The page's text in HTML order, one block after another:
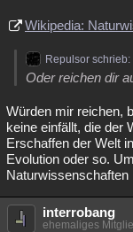
Wikipedia:
Repulsor schrieb:
Oder reichen dir
Würden mir reichen,
keine einfällt, die der
Erschaffen der Welt
Evolution oder so.
Naturwissenschaften
interrobang
ehemaliges